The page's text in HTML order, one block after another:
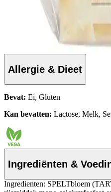
Allergie & Dieet
Bevat: Ei, Gluten
Kan bevatten: Lactose, Melk,
Ingrediënten &
Ingredienten: SPELTbloem